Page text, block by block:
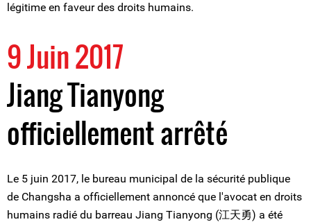
légitime en faveur des droits humains.
9 Juin 2017
Jiang Tianyong
officiellement arrêté
Le 5 juin 2017, le bureau municipal de la sécurité publique
de Changsha a officiellement annoncé que l'avocat en droits
humains radié du barreau Jiang Tianyong (江天勇) a été